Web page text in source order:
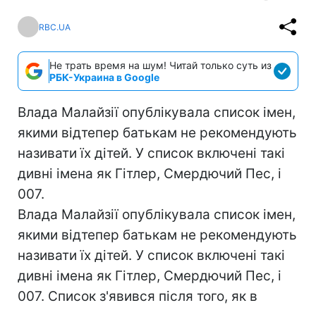
RBC.UA
Не трать время на шум! Читай только суть из
РБК-Украина в Google
Влада Малайзії опублікувала список імен,
якими відтепер батькам не рекомендують
називати їх дітей. У список включені такі
дивні імена як Гітлер, Смердючий Пес, і
007.
Влада Малайзії опублікувала список імен,
якими відтепер батькам не рекомендують
називати їх дітей. У список включені такі
дивні імена як Гітлер, Смердючий Пес, і
007. Список з'явився після того, як в